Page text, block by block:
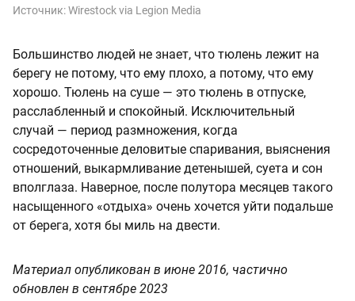
Источник:Wirestock via Legion Media
Большинство людей не знает, что тюлень лежит на
берегу не потому, что ему плохо, а потому, что ему
хорошо. Тюлень на суше — это тюлень в отпуске,
расслабленный и спокойный. Исключительный
случай — период размножения, когда
сосредоточенные деловитые спаривания, выяснения
отношений, выкармливание детенышей, суета и сон
вполглаза. Наверное, после полутора месяцев такого
насыщенного «отдыха» очень хочется уйти подальше
от берега, хотя бы миль на двести.
Материал опубликован в июне 2016, частично
обновлен в сентябре 2023